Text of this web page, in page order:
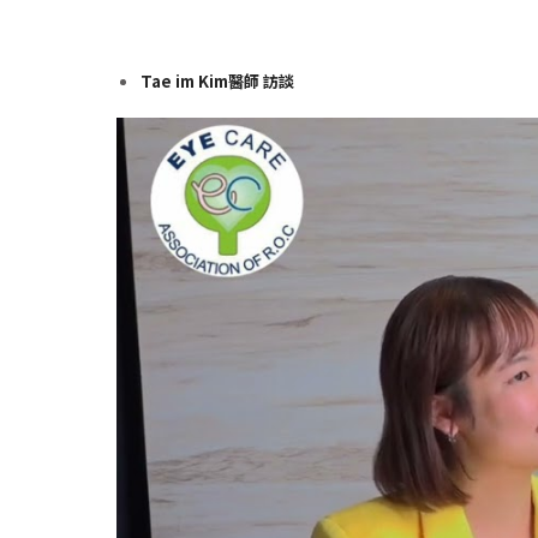
Tae im Kim醫師 訪談